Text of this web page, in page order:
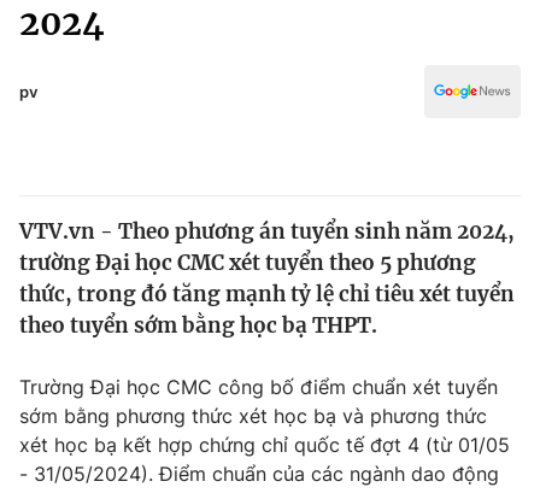
Xã hội
Pháp luật
Thế giới
Tin tức
Thế giới đó đây
Câu chuyện quốc tế
Kinh tế
Thị trường
Góc doanh nghiệp
Dữ liệu và đời sống
Truyền hình
Văn hóa - Giải trí
Y tế
2024
pv
VTV.vn - Theo phương án tuyển sinh năm 2024,
trường Đại học CMC xét tuyển theo 5 phương
thức, trong đó tăng mạnh tỷ lệ chỉ tiêu xét tuyển
theo tuyển sớm bằng học bạ THPT.
Trường Đại học CMC công bố điểm chuẩn xét tuyển
sớm bằng phương thức xét học bạ và phương thức
xét học bạ kết hợp chứng chỉ quốc tế đợt 4 (từ 01/05
- 31/05/2024). Điểm chuẩn của các ngành dao động